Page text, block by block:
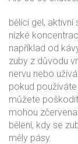
bělící gel, aktivní
nízké
například od
zuby z důvodu
nervu nebo
pokud
můžete
mohou
bělení, kdy se
měly pásy.